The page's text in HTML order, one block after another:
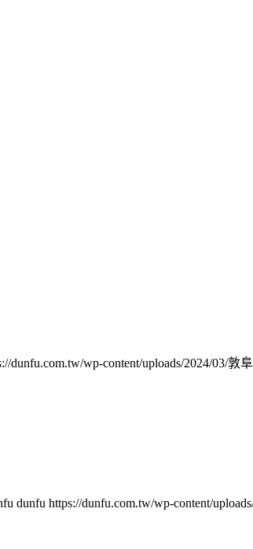
dunfu.com.tw/wp-content/uploads/2024/03/敦
dunfu https://dunfu.com.tw/wp-content/